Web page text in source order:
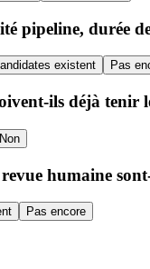
pipeline, durée
existent Pas
ils déjà tenir
Non
humaine
Pas encore